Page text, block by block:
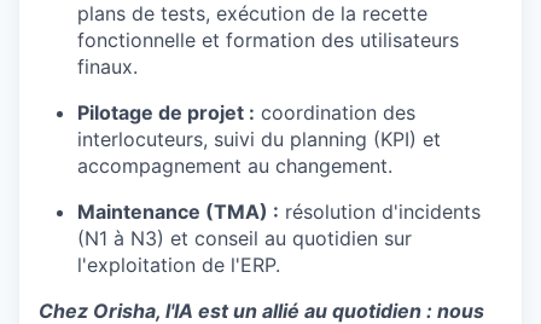
plans de tests, exécution de la recette
fonctionnelle et formation des utilisateurs
finaux.
Pilotage de projet : coordination des
interlocuteurs, suivi du planning (KPI) et
accompagnement au changement.
Maintenance (TMA) : résolution d'incidents
(N1 à N3) et conseil au quotidien sur
l'exploitation de l'ERP.
Chez Orisha, l'IA est un allié au quotidien : nous